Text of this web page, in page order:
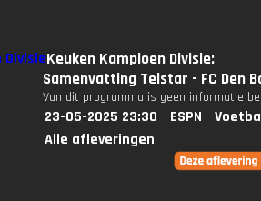
Keuken Kampioen Divisie:
Samenvatting Telstar - FC Den
Van dit programma is geen informatie
23-05-2025 23:30 ESPN
Alle afleveringen